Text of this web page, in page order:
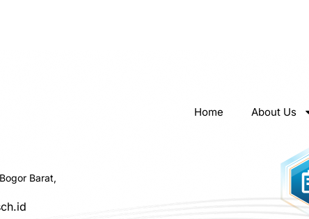
Barat,
Home About Us